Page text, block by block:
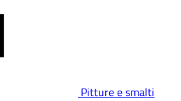
Pitture e smalti